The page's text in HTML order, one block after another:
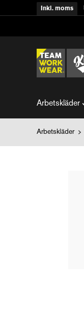
Inkl. moms
Arbetskläder
Arbetskläder